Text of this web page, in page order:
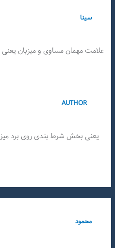
سینا
علامت مهمان مساوی و میزبان
AUTHOR
یعنی بخش شرط بندی روی برد
محمود